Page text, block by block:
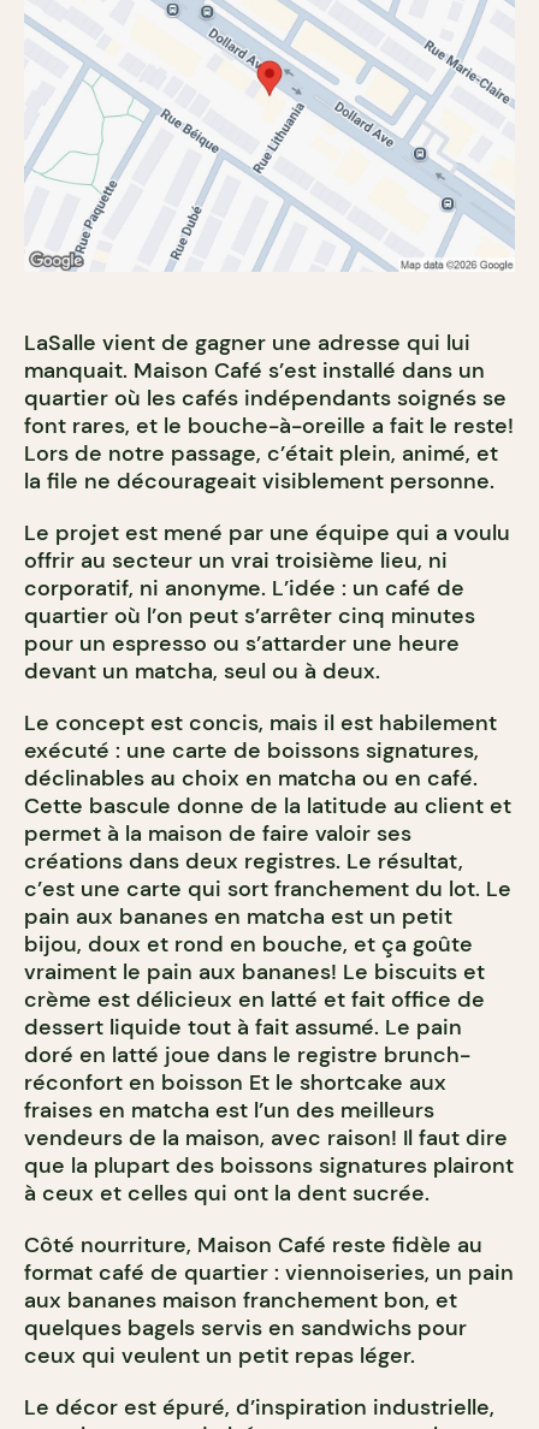
LaSalle vient de gagner une adresse qui lui
manquait. Maison Café s’est installé dans un
quartier où les cafés indépendants soignés se
font rares, et le bouche-à-oreille a fait le reste!
Lors de notre passage, c’était plein, animé, et
la file ne décourageait visiblement personne.
Le projet est mené par une équipe qui a voulu
offrir au secteur un vrai troisième lieu, ni
corporatif, ni anonyme. L’idée : un café de
quartier où l’on peut s’arrêter cinq minutes
pour un espresso ou s’attarder une heure
devant un matcha, seul ou à deux.
Le concept est concis, mais il est habilement
exécuté : une carte de boissons signatures,
déclinables au choix en matcha ou en café.
Cette bascule donne de la latitude au client et
permet à la maison de faire valoir ses
créations dans deux registres. Le résultat,
c’est une carte qui sort franchement du lot. Le
pain aux bananes en matcha est un petit
bijou, doux et rond en bouche, et ça goûte
vraiment le pain aux bananes! Le biscuits et
crème est délicieux en latté et fait office de
dessert liquide tout à fait assumé. Le pain
doré en latté joue dans le registre brunch-
réconfort en boisson Et le shortcake aux
fraises en matcha est l’un des meilleurs
vendeurs de la maison, avec raison! Il faut dire
que la plupart des boissons signatures plairont
à ceux et celles qui ont la dent sucrée.
Côté nourriture, Maison Café reste fidèle au
format café de quartier : viennoiseries, un pain
aux bananes maison franchement bon, et
quelques bagels servis en sandwichs pour
ceux qui veulent un petit repas léger.
Le décor est épuré, d’inspiration industrielle,